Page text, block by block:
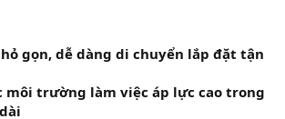
gọn, dễ dàng di chuyển lắp đặt tận
môi trường làm việc áp lực cao trong